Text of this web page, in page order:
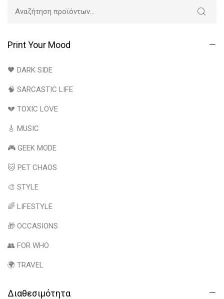
Print Your Mood
🖤 DARK SIDE
🧠 SARCASTIC LIFE
💔 TOXIC LOVE
🎸 MUSIC
🎮 GEEK MODE
🐱 PET CHAOS
🎨 STYLE
🌈 LIFESTYLE
🎁 OCCASIONS
👥 FOR WHO
🌍 TRAVEL
Διαθεσιμότητα